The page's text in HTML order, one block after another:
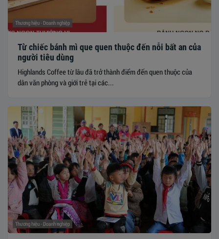
Thương hiệu - Doanh nghiệp
Từ chiếc bánh mì que quen thuộc đến nỗi bất an của
người tiêu dùng
​​​​​​​Highlands Coffee từ lâu đã trở thành điểm đến quen thuộc của
dân văn phòng và giới trẻ tại các...
Thương hiệu - Doanh nghiệp